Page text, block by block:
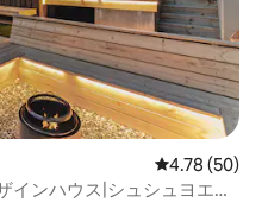
レビュー50
4.78 (50)
インハウス|シュシュヨエン